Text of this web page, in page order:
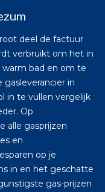
deel de factuur
verbruikt om het in
bad en om te
in
in te vullen vergelijk
Op
alle gasprijzen
en
op je
in en het geschatte
gas-prijzen